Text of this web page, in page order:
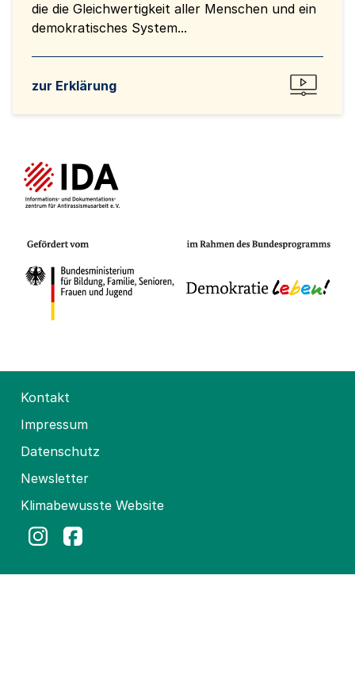
die die Gleichwertigkeit aller Menschen und ein
demokratisches System...
zur Erklärung
Kontakt
Impressum
Datenschutz
Newsletter
Klimabewusste Website